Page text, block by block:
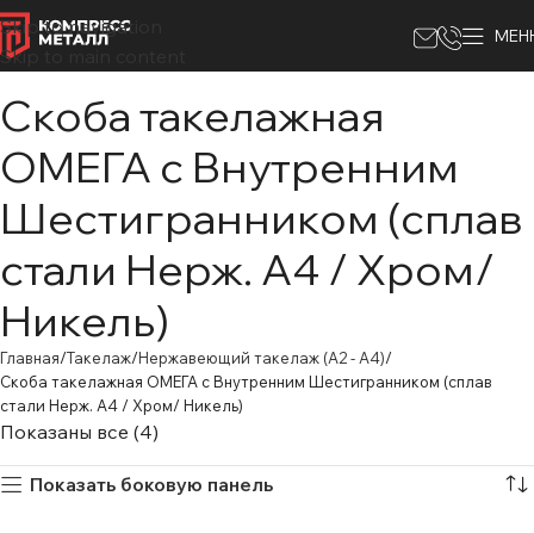
Skip to navigation
Skip to main content
Скоба такелажная
ОМЕГА с Внутренним
Шестигранником (сплав
стали Нерж. А4 / Хром/
Никель)
Главная Такелаж Нержавеющий такелаж (А2 - А4)
Скоба такелажная ОМЕГА с Внутренним Шестигранником (сплав
стали Нерж. А4 / Хром/ Никель)
Показаны все (4)
Показать боковую панель